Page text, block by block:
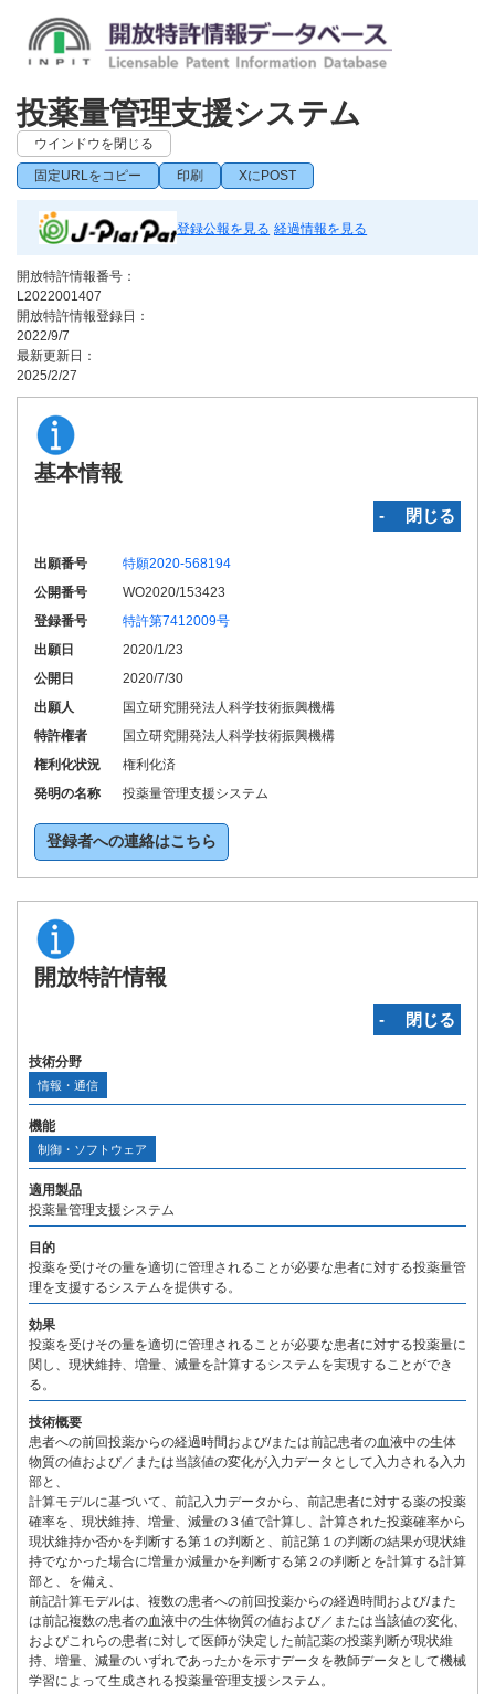
投薬量管理支援システム
ウインドウを閉じる
固定URLをコピー 印刷 XにPOST
登録公報を見る 経過情報を見る
開放特許情報番号：
L2022001407
開放特許情報登録日：
2022/9/7
最新更新日：
2025/2/27
基本情報
‐ 閉じる
出願番号
特願2020-568194
公開番号
WO2020/153423
登録番号
特許第7412009号
出願日
2020/1/23
公開日
2020/7/30
出願人
国立研究開発法人科学技術振興機構
特許権者
国立研究開発法人科学技術振興機構
権利化状況
権利化済
発明の名称
投薬量管理支援システム
登録者への連絡はこちら
開放特許情報
‐ 閉じる
技術分野
情報・通信
機能
制御・ソフトウェア
適用製品
投薬量管理支援システム
目的
投薬を受けその量を適切に管理されることが必要な患者に対する投薬量管
理を支援するシステムを提供する。
効果
投薬を受けその量を適切に管理されることが必要な患者に対する投薬量に
関し、現状維持、増量、減量を計算するシステムを実現することができ
る。
技術概要
患者への前回投薬からの経過時間および/または前記患者の血液中の生体
物質の値および／または当該値の変化が入力データとして入力される入力
部と、
計算モデルに基づいて、前記入力データから、前記患者に対する薬の投薬
確率を、現状維持、増量、減量の３値で計算し、計算された投薬確率から
現状維持か否かを判断する第１の判断と、前記第１の判断の結果が現状維
持でなかった場合に増量か減量かを判断する第２の判断とを計算する計算
部と、を備え、
前記計算モデルは、複数の患者への前回投薬からの経過時間および/また
は前記複数の患者の血液中の生体物質の値および／または当該値の変化、
およびこれらの患者に対して医師が決定した前記薬の投薬判断が現状維
持、増量、減量のいずれであったかを示すデータを教師データとして機械
学習によって生成される投薬量管理支援システム。